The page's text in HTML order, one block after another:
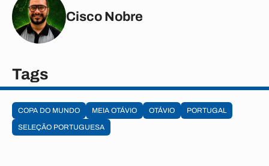
Cisco Nobre
Tags
COPA DO MUNDO MEIA OTÁVIO OTÁVIO
PORTUGAL
SELEÇÃO PORTUGUESA